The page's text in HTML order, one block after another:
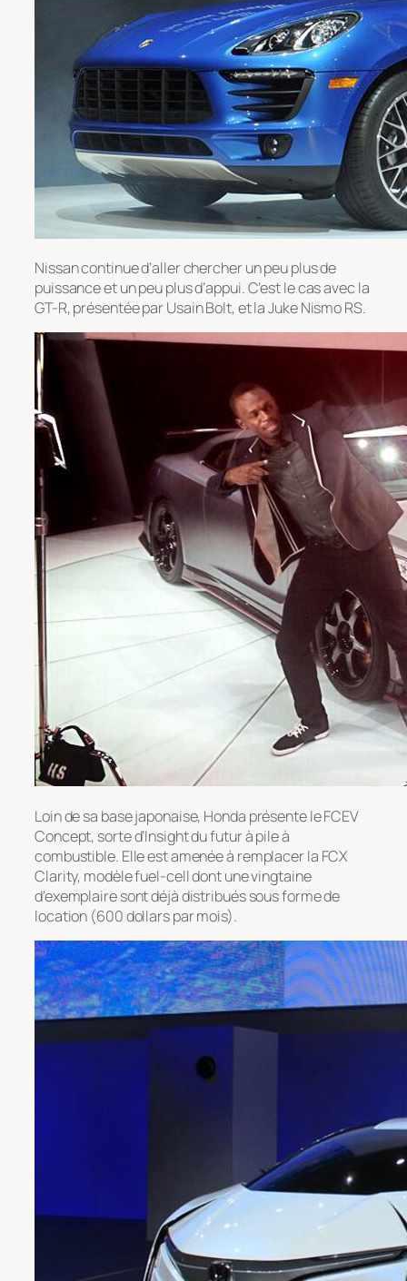
Nissan continue d’aller chercher un peu plus de
puissance et un peu plus d’appui. C’est le cas avec la
GT-R, présentée par Usain Bolt, et la Juke Nismo RS.
Loin de sa base japonaise, Honda présente le FCEV
Concept, sorte d’Insight du futur à pile à
combustible. Elle est amenée à remplacer la FCX
Clarity, modèle fuel-cell dont une vingtaine
d’exemplaire sont déjà distribués sous forme de
location (600 dollars par mois).